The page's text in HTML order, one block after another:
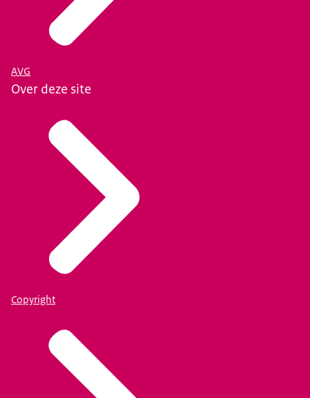
AVG
Over deze site
Copyright